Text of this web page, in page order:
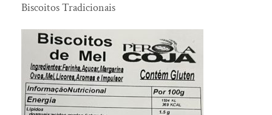
Granola
Infusões
Licores
Manteiga
Manteiga Corporal
Biscoitos Tradicionais